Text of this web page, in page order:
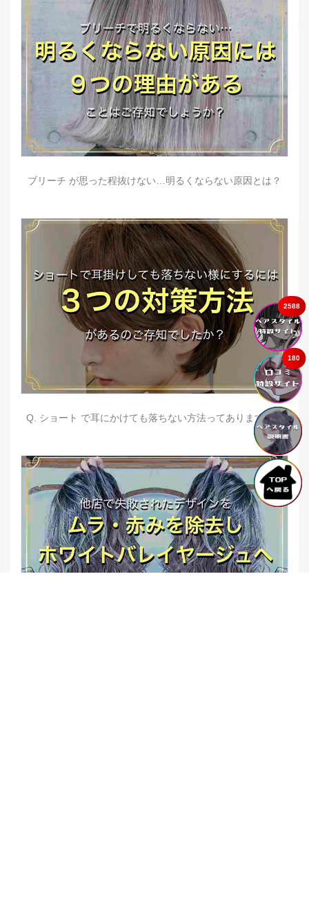
ブリーチ が思った程抜けない…明るくならない原因とは？
Q. ショート で耳にかけても落ちない方法ってありますか？
180
2588